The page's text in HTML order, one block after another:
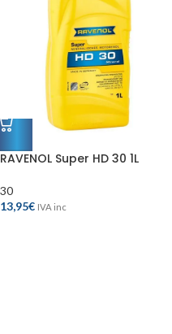
RAVENOL Super HD 30 1L
30
13,95€ IVA inc